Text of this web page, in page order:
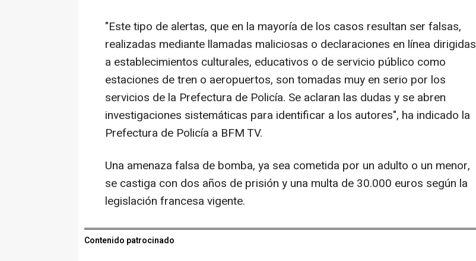
"Este tipo de alertas, que en la mayoría de los casos resultan ser falsas,
realizadas mediante llamadas maliciosas o declaraciones en línea dirigidas
a establecimientos culturales, educativos o de servicio público como
estaciones de tren o aeropuertos, son tomadas muy en serio por los
servicios de la Prefectura de Policía. Se aclaran las dudas y se abren
investigaciones sistemáticas para identificar a los autores", ha indicado la
Prefectura de Policía a BFM TV.
Una amenaza falsa de bomba, ya sea cometida por un adulto o un menor,
se castiga con dos años de prisión y una multa de 30.000 euros según la
legislación francesa vigente.
Contenido patrocinado